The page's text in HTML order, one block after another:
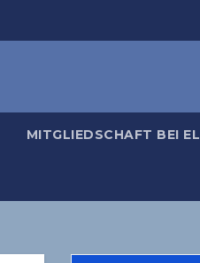
MITGLIEDSCHAFT BEI EL